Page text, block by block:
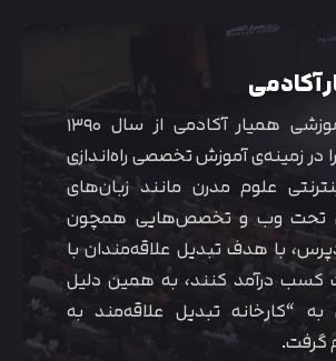
آکادمی
موسسه‌ی آموزشی همیار آکادمی از سال ۱۳۹۰
در زمینه‌ی آموزش تخصصی راه‌اندازی
علوم مدرن مانند زبان‌های
تحت وب و تخصص‌هایی همچون
با هدف تبدیل علاقه‌مندان با
کسب درآمد کنند، به همین دلیل
به “کارخانه تبدیل علاقه‌مند به
گرفت.
متوجه شدم